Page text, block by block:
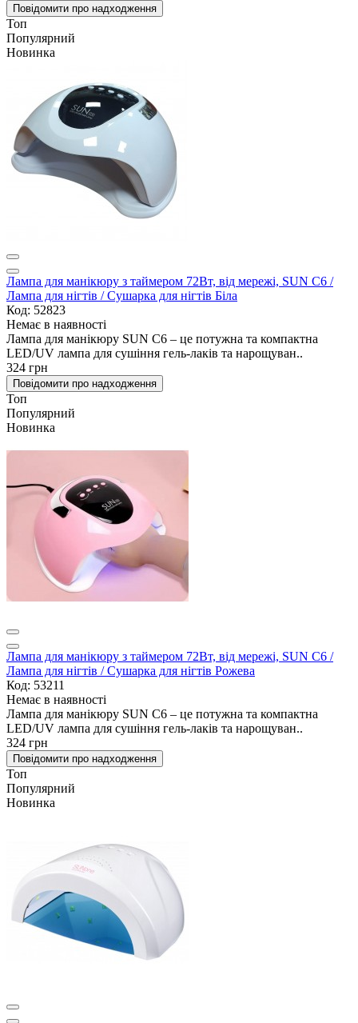
Повідомити про надходження
Топ
Популярний
Новинка
Лампа для манікюру з таймером 72Вт, від мережі, SUN C6 /
Лампа для нігтів / Сушарка для нігтів Біла
Код: 52823
Немає в наявності
Лампа для манікюру SUN C6 – це потужна та компактна
LED/UV лампа для сушіння гель-лаків та нарощуван..
324 грн
Повідомити про надходження
Топ
Популярний
Новинка
Лампа для манікюру з таймером 72Вт, від мережі, SUN C6 /
Лампа для нігтів / Сушарка для нігтів Рожева
Код: 53211
Немає в наявності
Лампа для манікюру SUN C6 – це потужна та компактна
LED/UV лампа для сушіння гель-лаків та нарощуван..
324 грн
Повідомити про надходження
Топ
Популярний
Новинка